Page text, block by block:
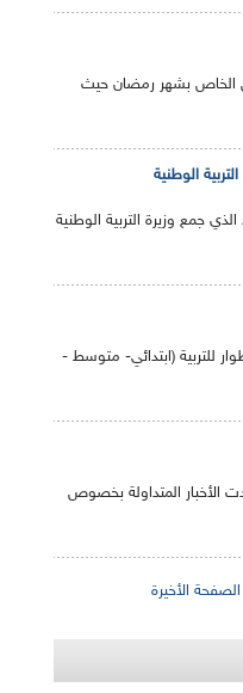
الخاص بشهر رمضان حيث
الوطنية
جمع وزيرة التربية الوطنية
للتربية (ابتدائي- متوسط -
الأخبار المتداولة بخصوص
الصفحة الأخيرة